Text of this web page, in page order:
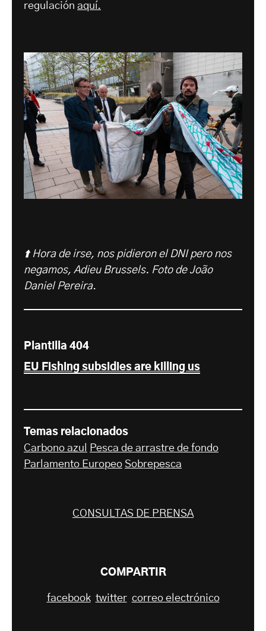
regulación aquí.
⬆️ Hora de irse, nos pidieron el DNI pero nos
negamos, Adieu Brussels. Foto de João
Daniel Pereira.
Plantilla 404
EU Fishing subsidies are killing us
Temas relacionados
Carbono azul
Pesca de arrastre de fondo
Parlamento Europeo Sobrepesca
CONSULTAS DE PRENSA
COMPARTIR
facebook twitter correo electrónico